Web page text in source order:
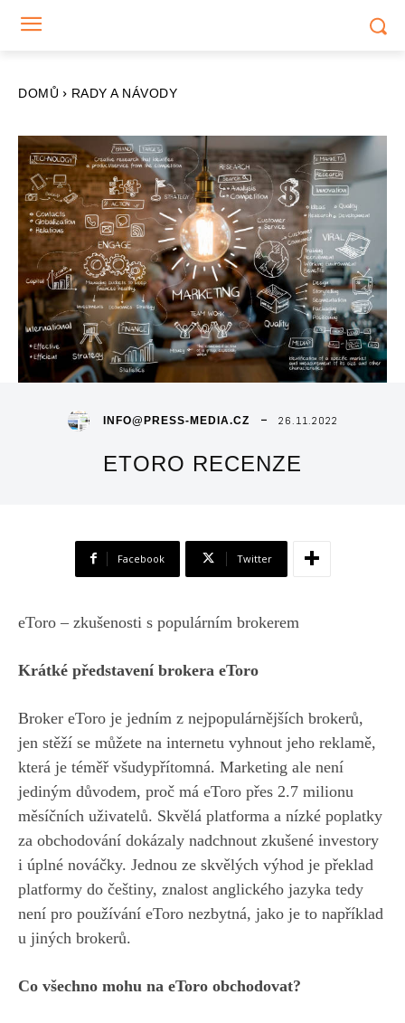
DOMŮ RADY A NÁVODY
INFO@PRESS-MEDIA.CZ 26.11.2022
ETORO RECENZE
Facebook Twitter
eToro – zkušenosti s populárním brokerem
Krátké představení brokera eToro
Broker eToro je jedním z nejpopulárnějších brokerů,
jen stěží se můžete na internetu vyhnout jeho reklamě,
která je téměř všudypřítomná. Marketing ale není
jediným důvodem, proč má eToro přes 2.7 milionu
měsíčních uživatelů. Skvělá platforma a nízké poplatky
za obchodování dokázaly nadchnout zkušené investory
i úplné nováčky. Jednou ze skvělých výhod je překlad
platformy do češtiny, znalost anglického jazyka tedy
není pro používání eToro nezbytná, jako je to například
u jiných brokerů.
Co všechno mohu na eToro obchodovat?